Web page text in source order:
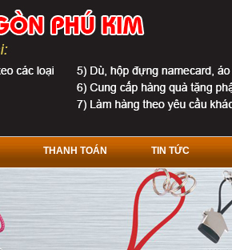
THANH TOÁN TIN TỨC